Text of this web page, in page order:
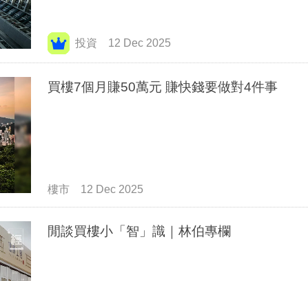
投資 12 Dec 2025
買樓7個月賺50萬元 賺快錢要做對4件事
樓市 12 Dec 2025
閒談買樓小「智」識｜林伯專欄